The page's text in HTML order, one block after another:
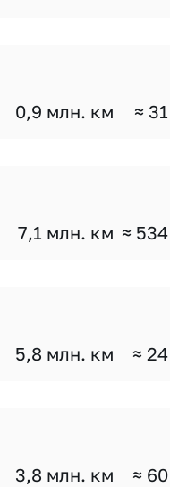
0,9 млн. км ≈
7,1 млн. км ≈
5,8 млн. км ≈
3,8 млн. км ≈